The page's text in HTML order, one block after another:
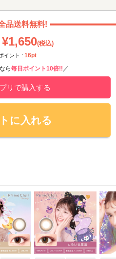
品送料無料!
¥1,650(税込)
イント : 16pt
ら毎日ポイント10倍!! ／
リで購入する
に入れる